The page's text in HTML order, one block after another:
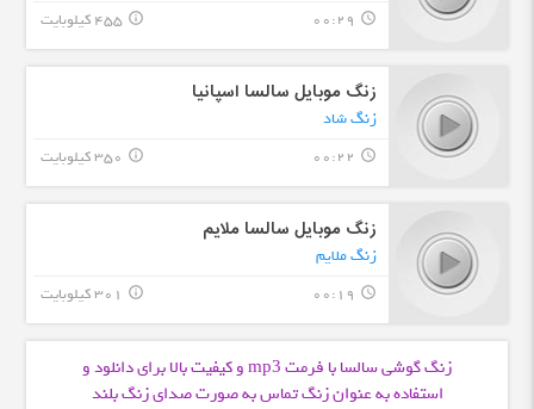
query_builder
00:29 455 کیلوبایت info_outline
زنگ موبایل سالسا اسپانیا
زنگ شاد
query_builder
00:22 350 کیلوبایت info_outline
زنگ موبایل سالسا ملایم
زنگ ملایم
query_builder
00:19 301 کیلوبایت info_outline
زنگ گوشی سالسا با فرمت mp3 و کیفیت بالا برای دانلود و
استفاده به عنوان زنگ تماس به صورت صدای زنگ بلند